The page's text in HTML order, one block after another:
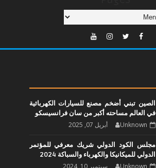
الصين تبني أضخم مصنع للسيارات الكهربائية
في العالم مساحته أكبر من سان فرانسيسكو
Unknown أبريل 07, 2025
مجلس الكود الدولي شريك معرفي للمؤتمر
الدولي للميكانيكا والكهرباء والسباكة 2024
Unknown سبتمبر 10, 2024